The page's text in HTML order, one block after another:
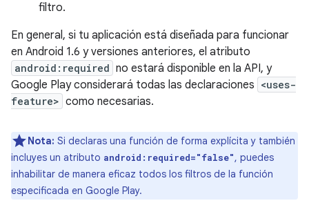
filtro.
En general, si tu aplicación está diseñada para funcionar
en Android 1.6 y versiones anteriores, el atributo
android:required no estará disponible en la API, y
Google Play considerará todas las declaraciones <uses-
feature> como necesarias.
Nota: Si declaras una función de forma explícita y también
incluyes un atributo android:required="false", puedes
inhabilitar de manera eficaz todos los filtros de la función
especificada en Google Play.